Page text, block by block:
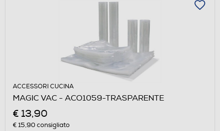
ACCESSORI CUCINA
MAGIC VAC - ACO1059-TRASPARENTE
€ 13,90
€ 15,90consigliato